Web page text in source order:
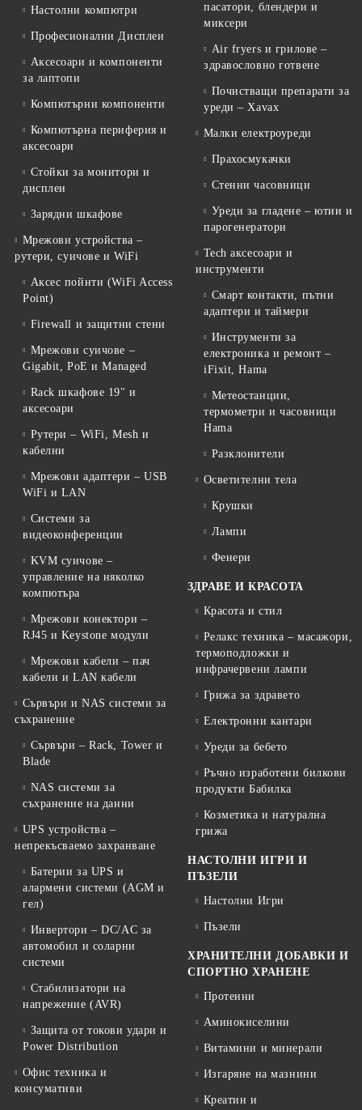
Настолни компютри
Професионални Дисплеи
Аксесоари и компоненти
за лаптопи
Компютърни компоненти
Компютърна периферия и
аксесоари
Стойки за монитори и
дисплеи
Зарядни шкафове
Мрежови устройства –
рутери, суичове и WiFi
Аксес пойнти (WiFi Access
Point)
Firewall и защитни стени
Мрежови суичове –
Gigabit, PoE и Managed
Rack шкафове 19" и
аксесоари
Рутери – WiFi, Mesh и
кабелни
Мрежови адаптери – USB
WiFi и LAN
Системи за
видеоконференции
KVM суичове –
управление на няколко
компютъра
Мрежови конектори –
RJ45 и Keystone модули
Мрежови кабели – пач
кабели и LAN кабели
Сървъри и NAS системи за
съхранение
Сървъри – Rack, Tower и
Blade
NAS системи за
съхранение на данни
UPS устройства –
непрекъсваемо захранване
Батерии за UPS и
алармени системи (AGM и
гел)
Инвертори – DC/AC за
автомобил и соларни
системи
Стабилизатори на
напрежение (AVR)
Защита от токови удари и
Power Distribution
Офис техника и
консумативи
пасатори, блендери и
миксери
Air fryers и грилове –
здравословно готвене
Почистващи препарати за
уреди – Xavax
Малки електроуреди
Прахосмукачки
Стенни часовници
Уреди за гладене – ютии и
парогенератори
Tech аксесоари и
инструменти
Смарт контакти, пътни
адаптери и таймери
Инструменти за
електроника и ремонт –
iFixit, Hama
Метеостанции,
термометри и часовници
Hama
Разклонители
Осветителни тела
Крушки
Лампи
Фенери
ЗДРАВЕ И КРАСОТА
Красота и стил
Релакс техника – масажори,
термоподложки и
инфрачервени лампи
Грижа за здравето
Електронни кантари
Уреди за бебето
Ръчно изработени билкови
продукти Бабилка
Козметика и натурална
грижа
НАСТОЛНИ ИГРИ И
ПЪЗЕЛИ
Настолни Игри
Пъзели
ХРАНИТЕЛНИ ДОБАВКИ И
СПОРТНО ХРАНЕНЕ
Протеини
Аминокиселини
Витамини и минерали
Изгаряне на мазнини
Креатин и